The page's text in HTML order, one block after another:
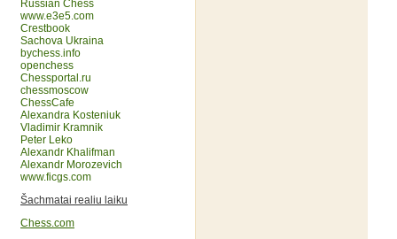
Russian Chess
www.e3e5.com
Crestbook
Sachova Ukraina
bychess.info
openchess
Chessportal.ru
chessmoscow
ChessCafe
Alexandra Kosteniuk
Vladimir Kramnik
Peter Leko
Alexandr Khalifman
Alexandr Morozevich
www.ficgs.com
Šachmatai realiu laiku
Chess.com